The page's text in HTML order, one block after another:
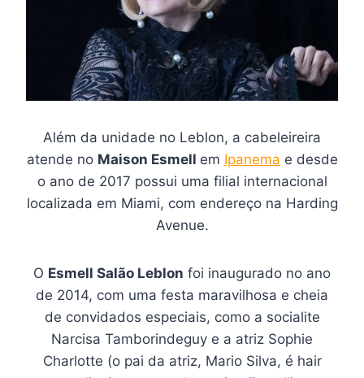
Além da unidade no Leblon, a cabeleireira
atende no Maison Esmell em Ipanema e desde
o ano de 2017 possui uma filial internacional
localizada em Miami, com endereço na Harding
Avenue.
O Esmell Salão Leblon foi inaugurado no ano
de 2014, com uma festa maravilhosa e cheia
de convidados especiais, como a socialite
Narcisa Tamborindeguy e a atriz Sophie
Charlotte (o pai da atriz, Mario Silva, é hair